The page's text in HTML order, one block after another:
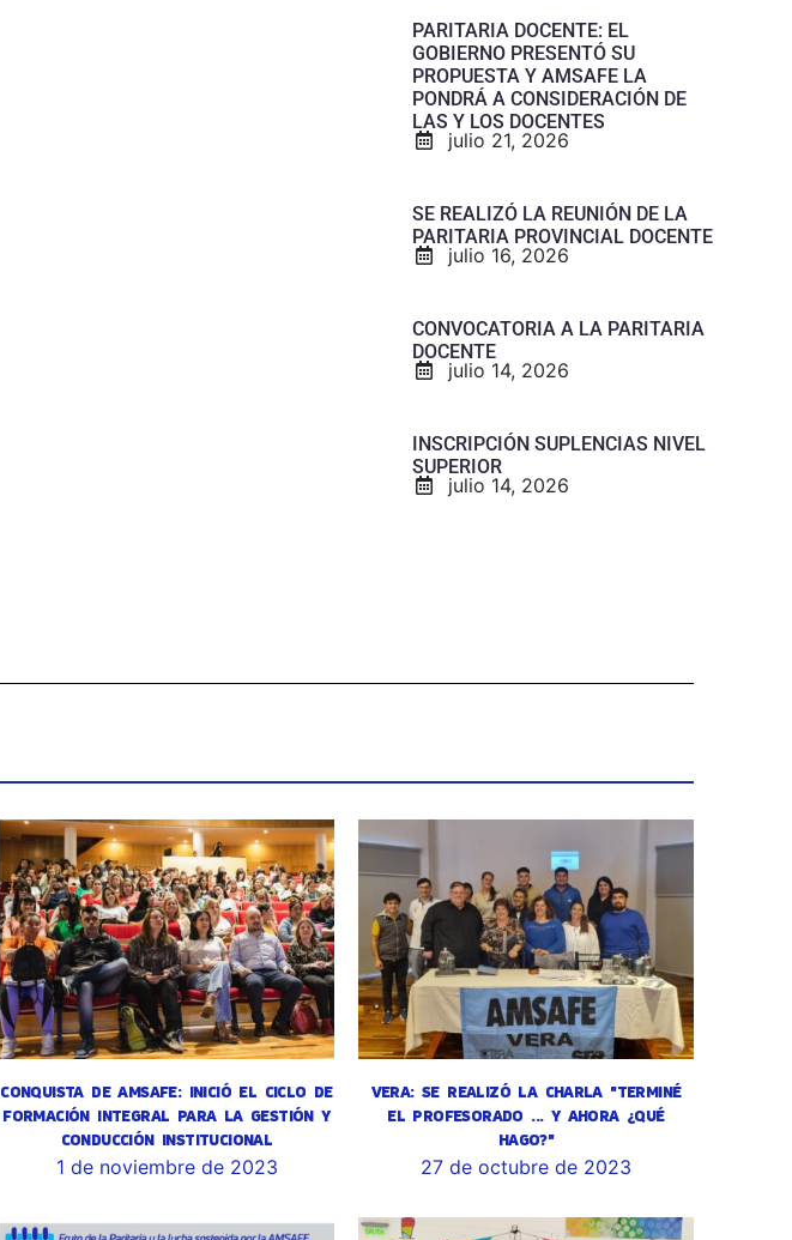
PARITARIA DOCENTE: EL
GOBIERNO PRESENTÓ SU
PROPUESTA Y AMSAFE LA
PONDRÁ A CONSIDERACIÓN DE
LAS Y LOS DOCENTES
julio 21, 2026
SE REALIZÓ LA REUNIÓN DE LA
PARITARIA PROVINCIAL DOCENTE
julio 16, 2026
CONVOCATORIA A LA PARITARIA
DOCENTE
julio 14, 2026
INSCRIPCIÓN SUPLENCIAS NIVEL
SUPERIOR
julio 14, 2026
CONQUISTA DE AMSAFE: INICIÓ EL CICLO DE
FORMACIÓN INTEGRAL PARA LA GESTIÓN Y
CONDUCCIÓN INSTITUCIONAL
1 de noviembre de 2023
VERA: SE REALIZÓ LA CHARLA "TERMINÉ
EL PROFESORADO ... Y AHORA ¿QUÉ
HAGO?"
27 de octubre de 2023